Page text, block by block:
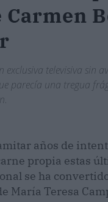
televisiva sin
parecía una tregua
años de
propia estas
se ha
María Teresa